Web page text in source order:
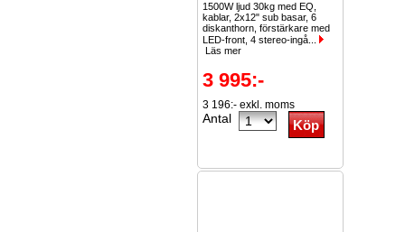
1500W ljud 30kg med EQ,
kablar, 2x12" sub basar, 6
diskanthorn, förstärkare med
LED-front, 4 stereo-ingå...
Läs mer
3 995:-
3 196:- exkl. moms
Antal